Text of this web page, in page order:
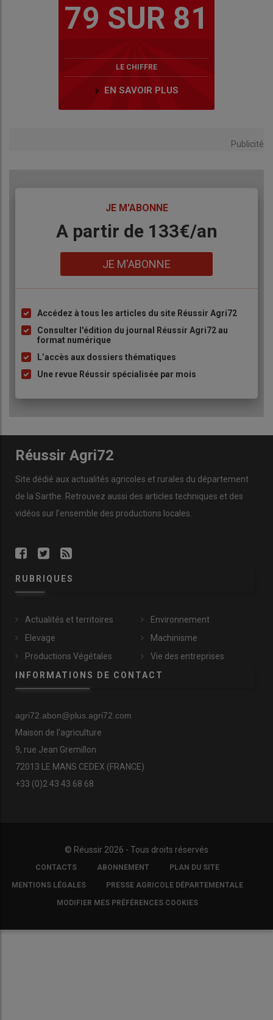
79 SUR 81
LE CHIFFRE
EN SAVOIR PLUS
Publicité
JE M'ABONNE
BodyA partir de 133€/an
JE M'ABONNE
Liste
à
puce
Accédez à tous les articles du site Réussir Agri72
Consulter l'édition du journal Réussir Agri72 au
format numérique
L’accès aux dossiers thématiques
Une revue Réussir spécialisée par mois
Réussir Agri72
Site dédié aux actualités agricoles et rurales du département
de la Sarthe. Retrouvez aussi des articles techniques et des
vidéos sur l’ensemble des productions locales.
RUBRIQUES
Actualités et territoires
Elevage
Productions Végétales
Environnement
Machinisme
Vie des entreprises
INFORMATIONS DE CONTACT
agri72.abon@plus.agri72.com
Maison de l'agriculture
9, rue Jean Gremillon
72013 LE MANS CEDEX (FRANCE)
+33 (0)2 43 43 68 68
© Réussir 2026 - Tous droits réservés
FOOTER
COPYRIGHT
CONTACTS ABONNEMENT PLAN DU SITE
MENTIONS LÉGALES PRESSE AGRICOLE DÉPARTEMENTALE
MODIFIER MES PRÉFÉRENCES COOKIES